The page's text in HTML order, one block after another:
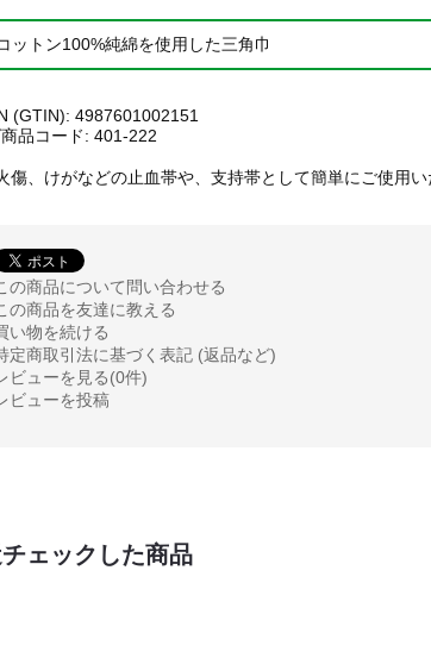
ットン100%純綿を使用した三角巾
(GTIN): 4987601002151
品コード: 401-222
傷、けがなどの止血帯や、支持帯として簡単にご使用い
の商品について問い合わせる
の商品を友達に教える
い物を続ける
定商取引法に基づく表記 (返品など)
ビューを見る(0件)
ビューを投稿
ェックした商品